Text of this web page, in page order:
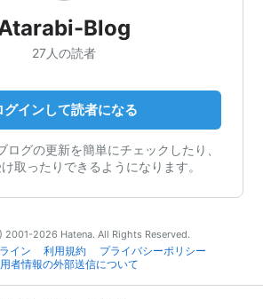
Blog
27人の読者
グインして読者になる
ログの更新を簡単にチェックしたり、
取ったりできるようになります。
2001-2026 Hatena. All Rights Reserved.
イン 利用規約
プライバシーポリシー
者情報の外部送信について